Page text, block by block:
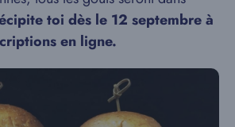
toi dès le 12 septembre à
en ligne.